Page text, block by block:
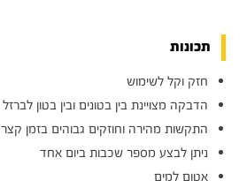
תכונות
חזק וקל לשימוש
הדבקה מצויינת בין בטונים ובין בטון לברזל
התקשות מהירה וחוזקים גבוהים בזמן קצר
ניתן לבצע מספר שכבות ביום אחד
אטום למים